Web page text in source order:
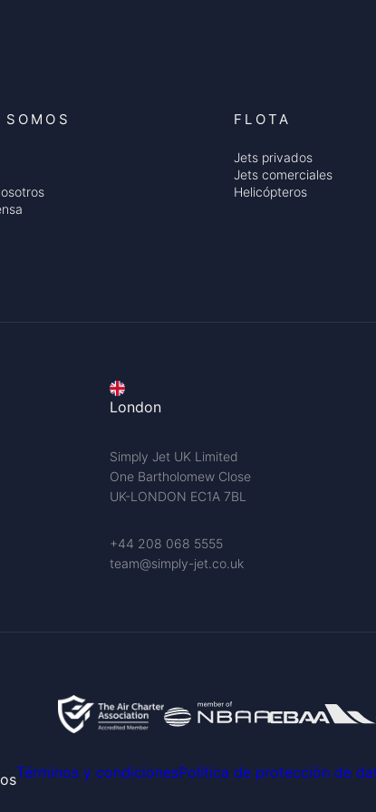
FLOTA
Jets privados
Jets comerciales
Helicópteros
London
Simply Jet UK Limited
One Bartholomew Close
UK-LONDON EC1A 7BL
+44 208 068 5555
team@simply-jet.co.uk
Términos y condicionesPolítica de protección de